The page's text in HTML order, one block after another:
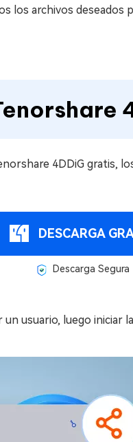
los archivos deseados
4DDiG gratis,
DESCARGA
Descarga Segura
usuario, luego iniciar